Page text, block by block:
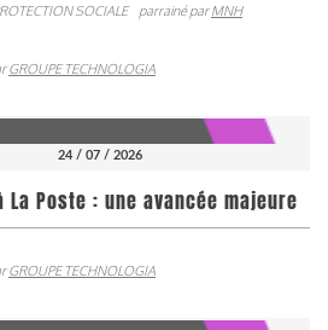
SOCIALE parrainé parMNH
GROUPE TECHNOLOGIA
24 / 07 / 2026
Poste : une avancée majeure
GROUPE TECHNOLOGIA